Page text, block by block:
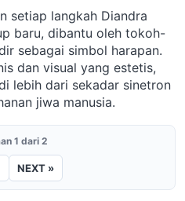
setiap langkah Diandra
baru, dibantu oleh tokoh-
sebagai simbol harapan.
dan visual yang estetis,
lebih dari sekadar sinetron
jiwa manusia.
1 dari 2
NEXT »